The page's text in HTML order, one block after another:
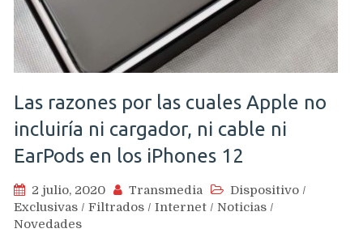
Las razones por las cuales Apple no
incluiría ni cargador, ni cable ni
EarPods en los iPhones 12
2 julio, 2020 Transmedia Dispositivo /
Exclusivas / Filtrados / Internet / Noticias /
Novedades